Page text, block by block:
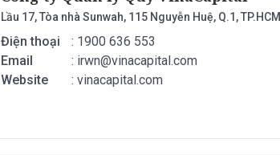
Lầu 17, Tòa nhà Sunwah, 115 Nguyễn Huệ, Q.1, TP.HCM
Điện thoại
: 1900 636 553
Email
: irwn@vinacapital.com
Website
: vinacapital.com